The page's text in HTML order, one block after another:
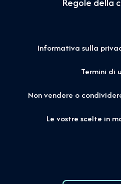
Regole della
Informativa sulla
Termini di
Non vendere o
Le vostre scelte in